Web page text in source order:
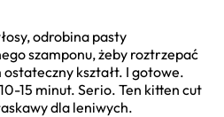
odrobina pasty
szamponu, żeby roztrzepać
kształt. I gotowe.
15 minut. Serio. Ten kitten cut
dla leniwych.